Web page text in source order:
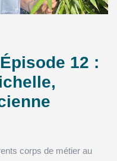
12 :
corps de métier au